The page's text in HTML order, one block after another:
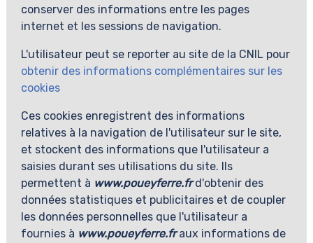
conserver des informations entre les pages
internet et les sessions de navigation.
L'utilisateur peut se reporter au site de la CNIL pour
obtenir des informations complémentaires sur les
cookies
Ces cookies enregistrent des informations
relatives à la navigation de l'utilisateur sur le site,
et stockent des informations que l'utilisateur a
saisies durant ses utilisations du site. Ils
permettent à www.poueyferre.frd'obtenir des
données statistiques et publicitaires et de coupler
les données personnelles que l'utilisateur a
fournies à www.poueyferre.fraux informations de